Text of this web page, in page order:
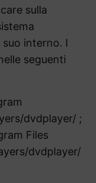
sulla
interno. I
seguenti
dvdplayer/ ;
Files
dvdplayer/